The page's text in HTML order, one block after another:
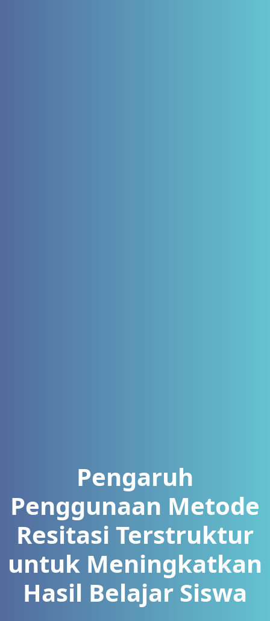
Pengaruh
Penggunaan Metode
Resitasi Terstruktur
untuk Meningkatkan
Hasil Belajar Siswa